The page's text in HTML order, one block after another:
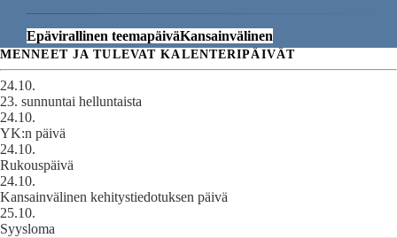
Epävirallinen teemapäiväKansainvälinen
MENNEET JA TULEVAT KALENTERIPÄIVÄT
24.10.
23. sunnuntai helluntaista
24.10.
YK:n päivä
24.10.
Rukouspäivä
24.10.
Kansainvälinen kehitystiedotuksen päivä
25.10.
Syysloma